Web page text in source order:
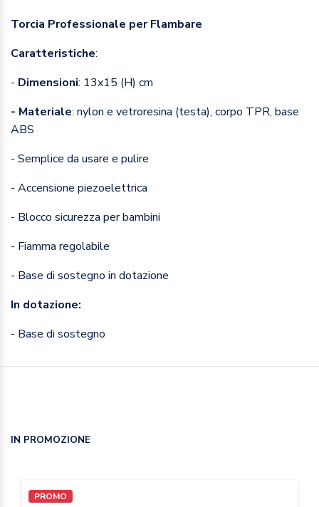
Torcia Professionale per Flambare
Caratteristiche:
- Dimensioni: 13x15 (H) cm
- Materiale: nylon e vetroresina (testa), corpo TPR, base
ABS
- Semplice da usare e pulire
- Accensione piezoelettrica
- Blocco sicurezza per bambini
- Fiamma regolabile
- Base di sostegno in dotazione
In dotazione:
- Base di sostegno
IN PROMOZIONE
PROMO